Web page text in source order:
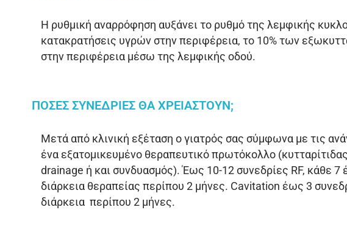
Η ρυθμική αναρρόφηση αυξάνει το ρυθμό της λεμφικής
κατακρατήσεις υγρών στην περιφέρεια, το 10% των
στην περιφέρεια μέσω της λεμφικής οδού.
ΠΟΣΕΣ ΣΥΝΕΔΡΙΕΣ ΘΑ ΧΡΕΙΑΣΤΟΥΝ;
Μετά από κλινική εξέταση ο γιατρός σας σύμφωνα με τις
ένα εξατομικευμένο θεραπευτικό πρωτόκολλο
drainage ή και συνδυασμός). Έως 10-12 συνεδρίες RF, κάθε 7
διάρκεια θεραπείας περίπου 2 μήνες. Cavitation έως 3
διάρκεια περίπου 2 μήνες.